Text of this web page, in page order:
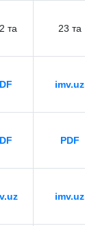
тa 23 тa
imv.uz
PDF
imv.uz